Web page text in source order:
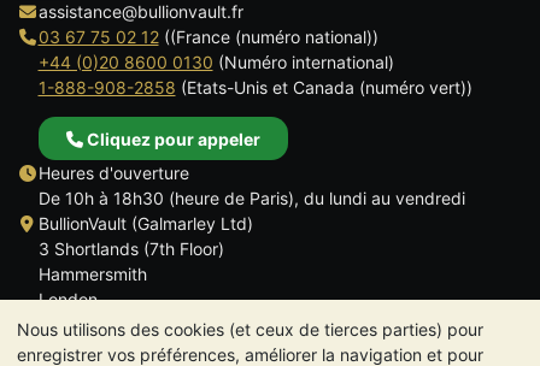
Nous utilisons des cookies (et ceux de tierces parties) pour
enregistrer vos préférences, améliorer la navigation et pour
assistance@bullionvault.fr
03 67 75 02 12((France (numéro national))
+44 (0)20 8600 0130 (Numéro international)
1-888-908-2858 (Etats-Unis et Canada (numéro vert))
Cliquez pour appeler
Heures d'ouverture
De 10h à 18h30 (heure de Paris), du lundi au vendredi
BullionVault (Galmarley Ltd)
3 Shortlands (7th Floor)
Hammersmith
London
W6 8DA
ROYAUME UNI